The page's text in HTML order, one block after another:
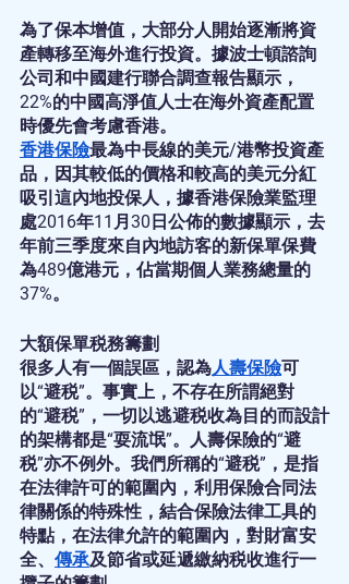
為了保本增值，大部分人開始逐漸將資
產轉移至海外進行投資。據波士頓諮詢
公司和中國建行聯合調查報告顯示，
22%的中國高淨值人士在海外資產配置
時優先會考慮香港。
香港保險最為中長線的美元/港幣投資產
品，因其較低的價格和較高的美元分紅
吸引這內地投保人，據香港保險業監理
處2016年11月30日公佈的數據顯示，去
年前三季度來自內地訪客的新保單保費
為489億港元，佔當期個人業務總量的
37%。
大額保單税務籌劃
很多人有一個誤區，認為人壽保險可
以“避税”。事實上，不存在所謂絕對
的“避税”，一切以逃避税收為目的而設計
的架構都是“耍流氓”。人壽保險的“避
税”亦不例外。我們所稱的“避税”，是指
在法律許可的範圍內，利用保險合同法
律關係的特殊性，結合保險法律工具的
特點，在法律允許的範圍內，對財富安
全、 傳承及節省或延遞繳納税收進行一